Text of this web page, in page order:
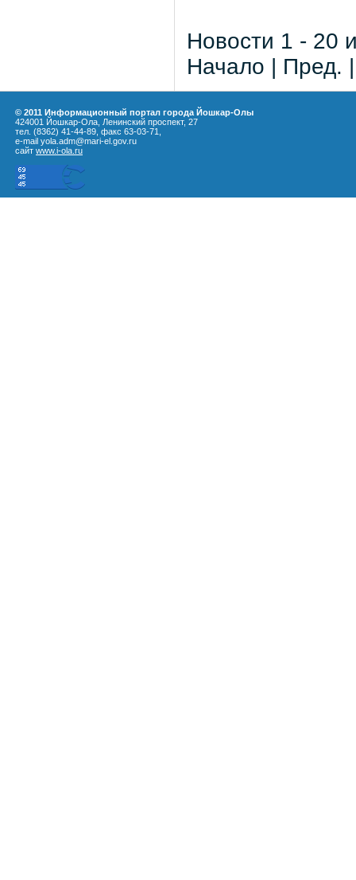
Новости 1 - 20
Начало | Пред.
© 2011 Информационный портал города Йошкар-Олы
424001 Йошкар-Ола, Ленинский проспект, 27
тел. (8362) 41-44-89, факс 63-03-71,
e-mail yola.adm@mari-el.gov.ru
сайт www.i-ola.ru